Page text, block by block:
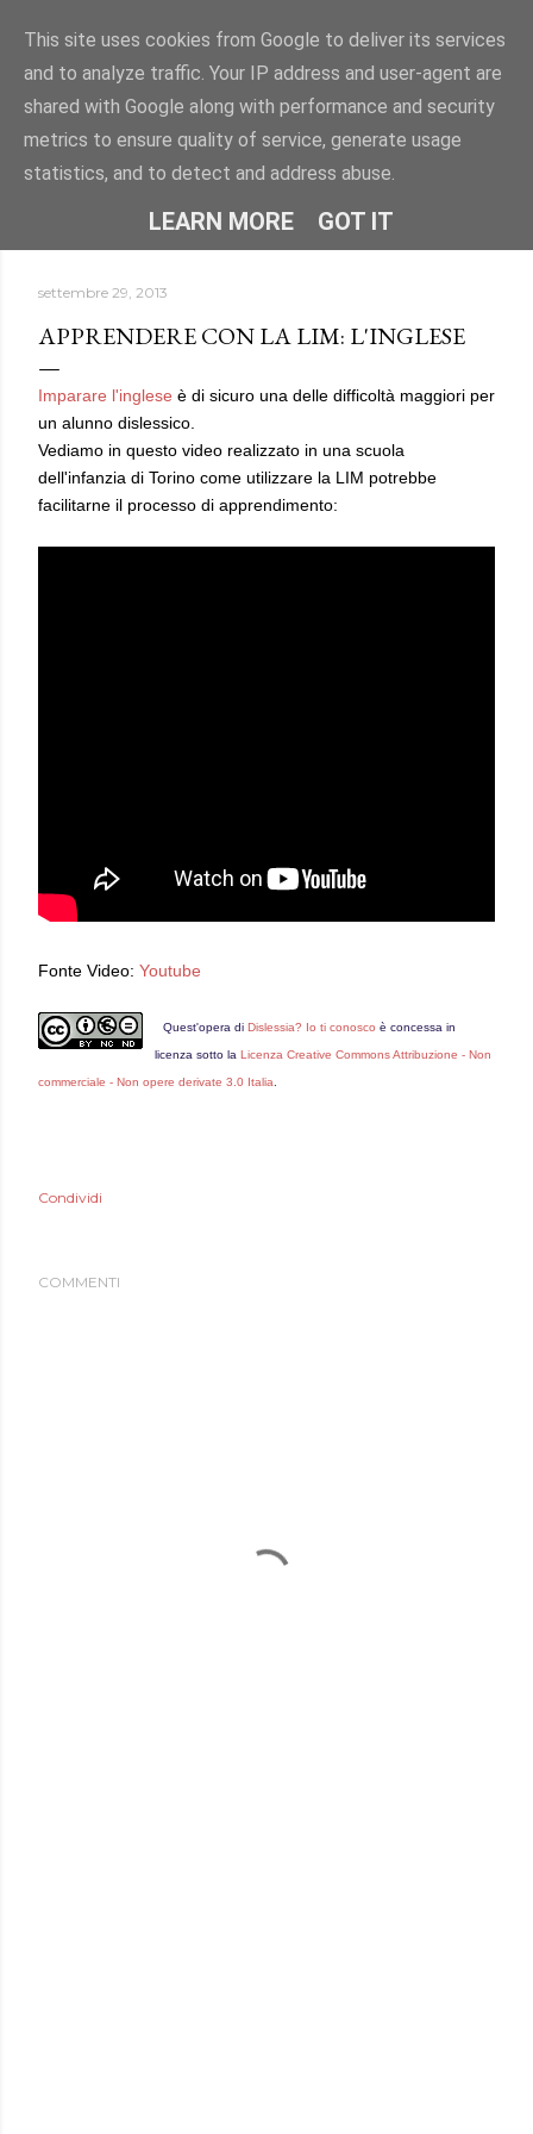
Passa ai contenuti principali
"DISLESSIA? IO TI CONOSCO" -
informazioni, approfondimenti e storie.
settembre 29, 2013
APPRENDERE CON LA LIM: L'INGLESE
Imparare l'inglese è di sicuro una delle difficoltà maggiori per
un alunno dislessico.
Vediamo in questo video realizzato in una scuola
dell'infanzia di Torino come utilizzare la LIM potrebbe
facilitarne il processo di apprendimento:
Fonte Video: Youtube
Quest'opera di Dislessia? Io ti conosco è concessa in
licenza sotto la Licenza Creative Commons Attribuzione - Non
commerciale - Non opere derivate 3.0 Italia
Condividi
COMMENTI
This site uses cookies from Google to deliver its services
and to analyze traffic. Your IP address and user-agent are
shared with Google along with performance and security
metrics to ensure quality of service, generate usage
statistics, and to detect and address abuse.
LEARN MORE GOT IT